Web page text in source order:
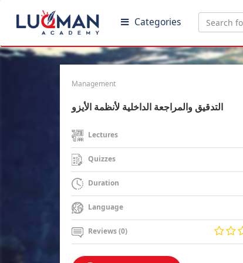
Categories
Management
التدقيق والمراجعة الداخلية لأنظمة الأيزو
Lectures
Quizzes
Duration
Language
Reviews (0)